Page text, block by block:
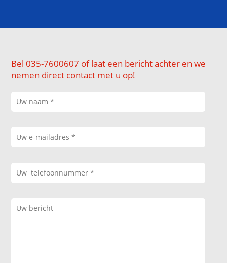
Bel 035-7600607 of laat een bericht achter en we
nemen direct contact met u op!